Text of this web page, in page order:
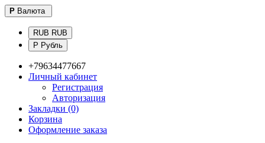
Р Валюта
RUB RUB
Р Рубль
+79634477667
Личный кабинет
Регистрация
Авторизация
Закладки (0)
Корзина
Оформление заказа